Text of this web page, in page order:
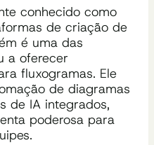
conhecido como
de criação de
é uma das
a oferecer
fluxogramas. Ele
de diagramas
de IA integrados,
poderosa para